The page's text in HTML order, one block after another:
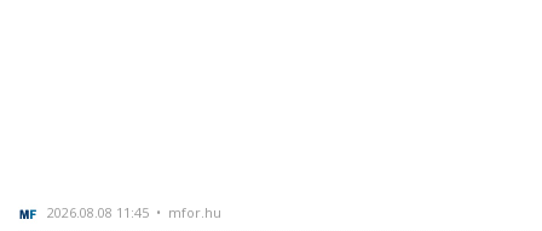
2026.08.08 11:45 • mfor.hu